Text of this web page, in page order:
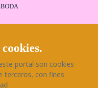
con Bodaeventos
portal son cookies
terceros, con fines